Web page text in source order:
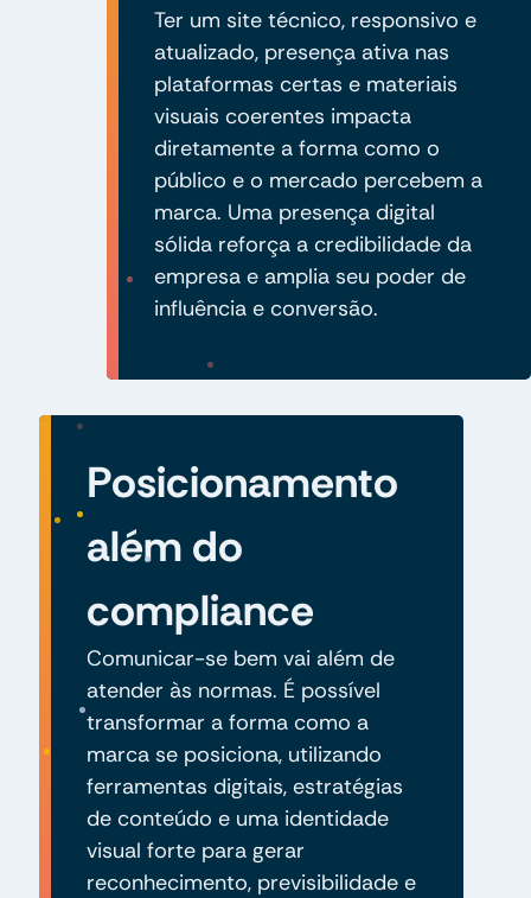
Ter um site técnico, responsivo e
atualizado, presença ativa nas
plataformas certas e materiais
visuais coerentes impacta
diretamente a forma como o
público e o mercado percebem a
marca. Uma presença digital
sólida reforça a credibilidade da
empresa e amplia seu poder de
influência e conversão.
Posicionamento
além do
compliance
Comunicar-se bem vai além de
atender às normas. É possível
transformar a forma como a
marca se posiciona, utilizando
ferramentas digitais, estratégias
de conteúdo e uma identidade
visual forte para gerar
reconhecimento, previsibilidade e